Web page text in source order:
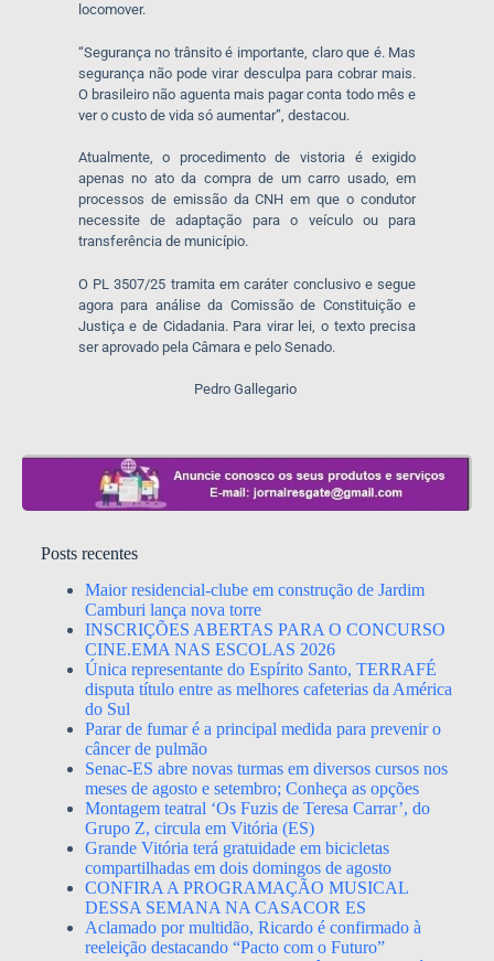
locomover.
“Segurança no trânsito é importante, claro que é. Mas
segurança não pode virar desculpa para cobrar mais.
O brasileiro não aguenta mais pagar conta todo mês e
ver o custo de vida só aumentar”, destacou.
Atualmente, o procedimento de vistoria é exigido
apenas no ato da compra de um carro usado, em
processos de emissão da CNH em que o condutor
necessite de adaptação para o veículo ou para
transferência de município.
O PL 3507/25 tramita em caráter conclusivo e segue
agora para análise da Comissão de Constituição e
Justiça e de Cidadania. Para virar lei, o texto precisa
ser aprovado pela Câmara e pelo Senado.
Pedro Gallegario
Posts recentes
Maior residencial-clube em construção de Jardim
Camburi lança nova torre
INSCRIÇÕES ABERTAS PARA O CONCURSO
CINE.EMA NAS ESCOLAS 2026
Única representante do Espírito Santo, TERRAFÉ
disputa título entre as melhores cafeterias da América
do Sul
Parar de fumar é a principal medida para prevenir o
câncer de pulmão
Senac-ES abre novas turmas em diversos cursos nos
meses de agosto e setembro; Conheça as opções
Montagem teatral ‘Os Fuzis de Teresa Carrar’, do
Grupo Z, circula em Vitória (ES)
Grande Vitória terá gratuidade em bicicletas
compartilhadas em dois domingos de agosto
CONFIRA A PROGRAMAÇÃO MUSICAL
DESSA SEMANA NA CASACOR ES
Aclamado por multidão, Ricardo é confirmado à
reeleição destacando “Pacto com o Futuro”